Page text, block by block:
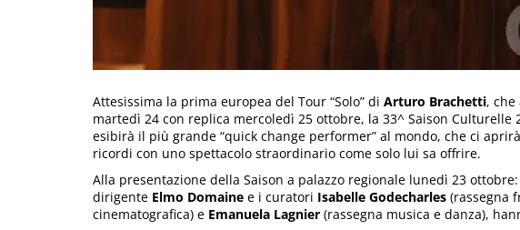
Attesissima la prima europea del Tour “Solo” di Arturo Brachetti,
martedì 24 con replica mercoledì 25 ottobre, la 33^ Saison Culturelle
esibirà il più grande “quick change performer” al mondo, che ci
ricordi con uno spettacolo straordinario come solo lui sa offrire.
Alla presentazione della Saison a palazzo regionale lunedì 23 ottobre:
dirigente Elmo Domaine e i curatori Isabelle Godecharles (rassegna
cinematografica) e Emanuela Lagnier (rassegna musica e danza),